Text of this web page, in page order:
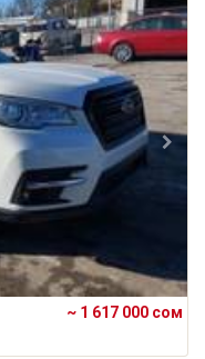
~ 1 617 000 сом